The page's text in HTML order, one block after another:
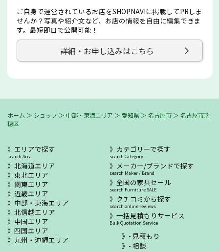
ご自身で運営されているお店をSHOPNAVIに掲載してPRしま
せんか？写真や紹介文など、お店の情報を自由に編集できま
す。最短即日で公開可能！
詳細・お申し込みはこちら
ホーム ＞ ショップ ＞ 中部・東海エリア ＞ 愛知県 ＞ 名古屋市 ＞ 名古屋市瑞
穂区
エリアで探す
search Area
北海道エリア
東北エリア
関東エリア
近畿エリア
中部・東海エリア
北信越エリア
中国エリア
四国エリア
九州・沖縄エリア
カテゴリーで探す
search Category
メーカー/ブランドで探す
search Maker / Brand
全国の家具セール
search Furniture SALE
クチコミから探す
search online reviews
一括見積もりサービス
Bulk Quotation Service
- 見積もり
- 相談